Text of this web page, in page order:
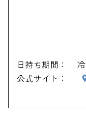
日持ち期間：
公式サイト：